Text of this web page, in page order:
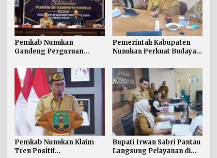
Pemkab Nunukan
Gandeng Perguruan
Dukung Pembangunan
Perbatasan
Pemerintah Kabupaten
Nunukan Perkuat Budaya
Publik
Pemkab Nunukan Klaim
Tren Positif
Bupati Irwan Sabri Pantau
Langsung Pelayanan di